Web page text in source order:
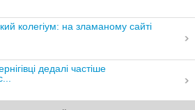
колегіум: на зламаному сайті
дедалі частіше